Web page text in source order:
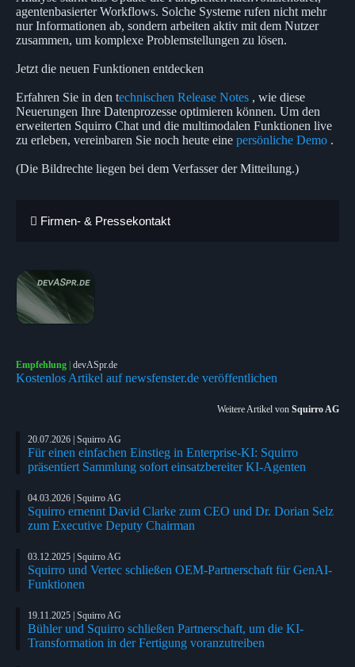
agentenbasierter Workflows. Solche Systeme rufen nicht mehr
nur Informationen ab, sondern arbeiten aktiv mit dem Nutzer
zusammen, um komplexe Problemstellungen zu lösen.
Jetzt die neuen Funktionen entdecken
Erfahren Sie in den technischen Release Notes , wie diese
Neuerungen Ihre Datenprozesse optimieren können. Um den
erweiterten Squirro Chat und die multimodalen Funktionen live
zu erleben, vereinbaren Sie noch heute eine persönliche Demo .
(Die Bildrechte liegen bei dem Verfasser der Mitteilung.)
Firmen- & Pressekontakt
Empfehlung | devASpr.de
Kostenlos Artikel auf newsfenster.de veröffentlichen
Weitere Artikel von Squirro AG
20.07.2026 | Squirro AG
Für einen einfachen Einstieg in Enterprise-KI: Squirro
präsentiert Sammlung sofort einsatzbereiter KI-Agenten
04.03.2026 | Squirro AG
Squirro ernennt David Clarke zum CEO und Dr. Dorian Selz
zum Executive Deputy Chairman
03.12.2025 | Squirro AG
Squirro und Vertec schließen OEM-Partnerschaft für GenAI-
Funktionen
19.11.2025 | Squirro AG
Bühler und Squirro schließen Partnerschaft, um die KI-
Transformation in der Fertigung voranzutreiben